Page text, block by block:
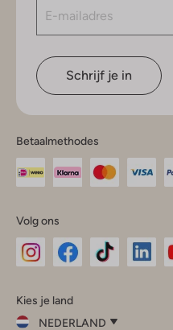
Schrijf je in
Betaalmethodes
Volg ons
InstagramFacebook
Kies je land
NEDERLAND